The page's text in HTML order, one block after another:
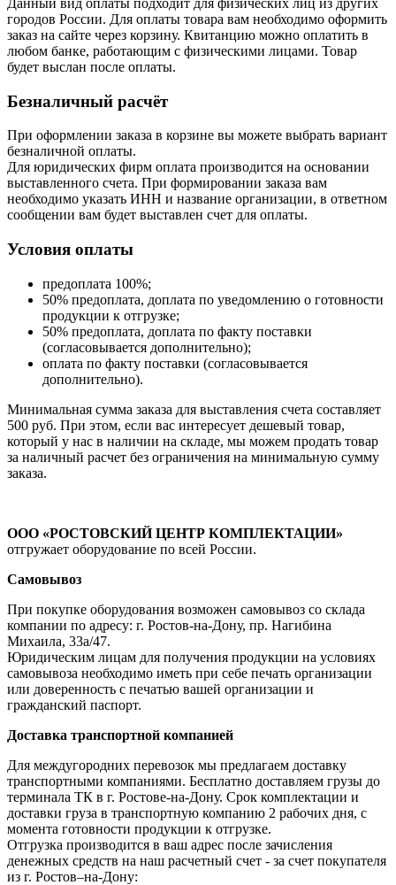
городов России. Для оплаты товара вам необходимо оформить
заказ на сайте через корзину. Квитанцию можно оплатить в
любом банке, работающим с физическими лицами. Товар
будет выслан после оплаты.
Безналичный расчёт
При оформлении заказа в корзине вы можете выбрать вариант
безналичной оплаты.
Для юридических фирм оплата производится на основании
выставленного счета. При формировании заказа вам
необходимо указать ИНН и название организации, в ответном
сообщении вам будет выставлен счет для оплаты.
Условия оплаты
предоплата 100%;
50% предоплата, доплата по уведомлению о готовности
продукции к отгрузке;
50% предоплата, доплата по факту поставки
(согласовывается дополнительно);
оплата по факту поставки (согласовывается
дополнительно).
Минимальная сумма заказа для выставления счета составляет
500 руб. При этом, если вас интересует дешевый товар,
который у нас в наличии на складе, мы можем продать товар
за наличный расчет без ограничения на минимальную сумму
заказа.
ООО «РОСТОВСКИЙ ЦЕНТР КОМПЛЕКТАЦИИ»
отгружает оборудование по всей России.
Самовывоз
При покупке оборудования возможен самовывоз со склада
компании по адресу: г. Ростов-на-Дону, пр. Нагибина
Михаила, 33а/47.
Юридическим лицам для получения продукции на условиях
самовывоза необходимо иметь при себе печать организации
или доверенность с печатью вашей организации и
гражданский паспорт.
Доставка транспортной компанией
Для междугородних перевозок мы предлагаем доставку
транспортными компаниями. Бесплатно доставляем грузы до
терминала ТК в г. Ростове-на-Дону. Срок комплектации и
доставки груза в транспортную компанию 2 рабочих дня, с
момента готовности продукции к отгрузке.
Отгрузка производится в ваш адрес после зачисления
денежных средств на наш расчетный счет - за счет покупателя
из г. Ростов–на-Дону: